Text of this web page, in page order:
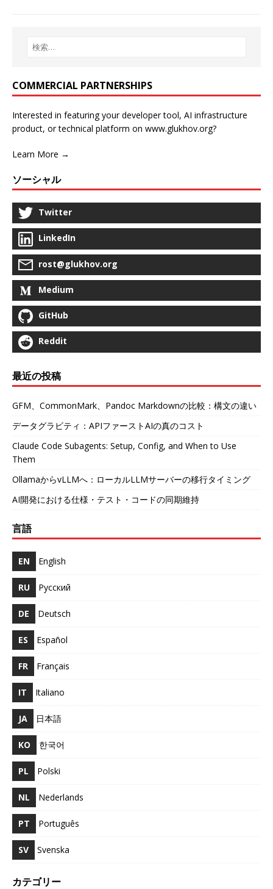
COMMERCIAL PARTNERSHIPS
Interested in featuring your developer tool, AI infrastructure
product, or technical platform on www.glukhov.org?
Learn More →
ソーシャル
Twitter
LinkedIn
rost@glukhov.org
Medium
GitHub
Reddit
最近の投稿
GFM、CommonMark、Pandoc Markdownの比較：構文の違い
データグラビティ：APIファーストAIの真のコスト
Claude Code Subagents: Setup, Config, and When to Use
Them
OllamaからvLLMへ：ローカルLLMサーバーの移行タイミング
AI開発における仕様・テスト・コードの同期維持
言語
EN English
RU Русский
DE Deutsch
ES Español
FR Français
IT Italiano
JA 日本語
KO 한국어
PL Polski
NL Nederlands
PT Português
SV Svenska
カテゴリー